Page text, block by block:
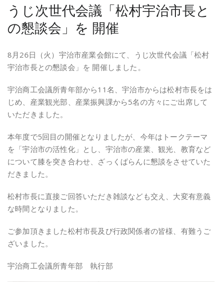
うじ次世代会議「松村宇治市長と
の懇談会」を 開催
8月26日（火）宇治市産業会館にて、うじ次世代会議「松村
宇治市長との懇談会」を 開催しました。
宇治商工会議所青年部から11名、宇治市からは松村市長をは
じめ、産業観光部、産業振興課から5名の方々にご出席して
いただきました。
本年度で5回目の開催となりましたが、今年はトークテーマ
を「宇治市の活性化」とし、宇治市の産業、観光、教育など
について膝を突き合わせ、ざっくばらんに懇談をさせていた
だきました。
松村市長に直接ご回答いただき雑談なども交え、大変有意義
な時間となりました。
ご参加頂きました松村市長及び行政関係者の皆様、有難うご
ざいました。
宇治商工会議所青年部 執行部